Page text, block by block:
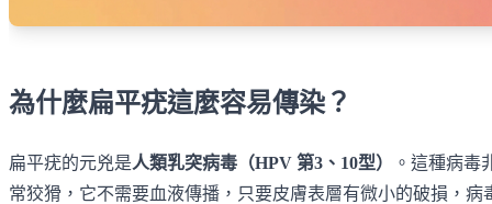
為什麼扁平疣這麼容易傳染？
扁平疣的元兇是人類乳突病毒（HPV 第3、10型）
。這種病毒
常狡猾，它不需要血液傳播，只要皮膚表層有微小的破損，病